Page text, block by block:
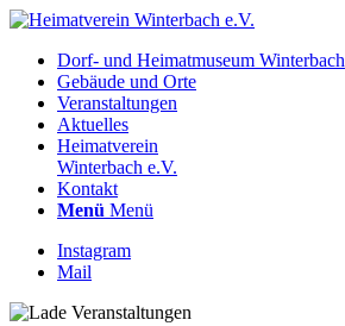
Dorf- und Heimatmuseum Winterbach
Gebäude und Orte
Veranstaltungen
Aktuelles
Heimatverein
Winterbach e.V.
Kontakt
Menü Menü
Instagram
Mail